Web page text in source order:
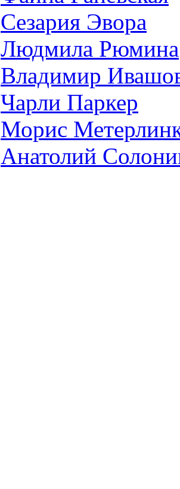
Сезария Эвора
Людмила Рюмина
Владимир
Чарли Паркер
Морис
Анатолий